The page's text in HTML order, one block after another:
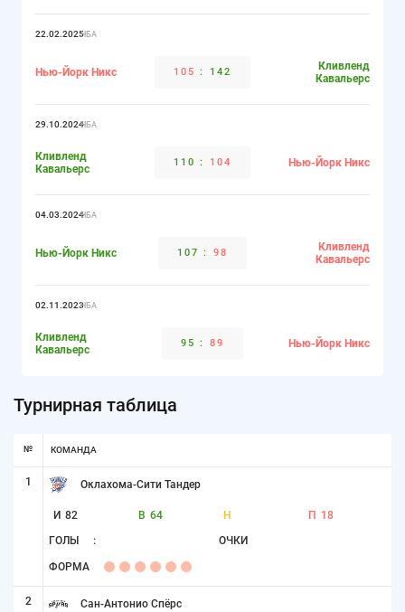
22.02.2025НБА
Нью-Йорк Никс 105 : 142
Кливленд
Кавальерс
29.10.2024НБА
Кливленд
Кавальерс
110 : 104 Нью-Йорк Никс
04.03.2024НБА
Нью-Йорк Никс 107 : 98
Кливленд
Кавальерс
02.11.2023НБА
Кливленд
Кавальерс
95 : 89 Нью-Йорк Никс
Турнирная таблица
№ КОМАНДА
1 Оклахома-Сити Тандер
И 82 В 64 Н П 18
ГОЛЫ : ОЧКИ
ФОРМА
2 Сан-Антонио Спёрс